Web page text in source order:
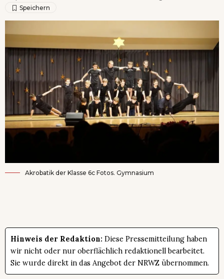
Akrobatik der Klasse 6c Fotos. Gymnasium
Hinweis der Redaktion: Diese Pressemitteilung haben
wir nicht oder nur oberflächlich redaktionell bearbeitet.
Sie wurde direkt in das Angebot der NRWZ übernommen.